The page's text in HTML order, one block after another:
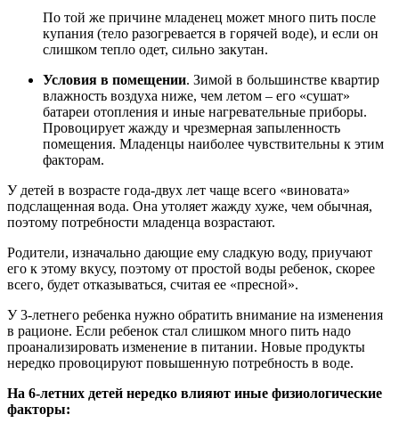
По той же причине младенец может много пить после
купания (тело разогревается в горячей воде), и если он
слишком тепло одет, сильно закутан.
Условия в помещении. Зимой в большинстве квартир
влажность воздуха ниже, чем летом – его «сушат»
батареи отопления и иные нагревательные приборы.
Провоцирует жажду и чрезмерная запыленность
помещения. Младенцы наиболее чувствительны к этим
факторам.
У детей в возрасте года-двух лет чаще всего «виновата»
подслащенная вода. Она утоляет жажду хуже, чем обычная,
поэтому потребности младенца возрастают.
Родители, изначально дающие ему сладкую воду, приучают
его к этому вкусу, поэтому от простой воды ребенок, скорее
всего, будет отказываться, считая ее «пресной».
У 3-летнего ребенка нужно обратить внимание на изменения
в рационе. Если ребенок стал слишком много пить надо
проанализировать изменение в питании. Новые продукты
нередко провоцируют повышенную потребность в воде.
На 6-летних детей нередко влияют иные физиологические
факторы: